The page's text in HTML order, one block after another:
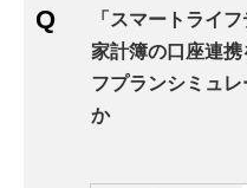
「スマートライ
家計簿の口座連
フプランシミュ
か